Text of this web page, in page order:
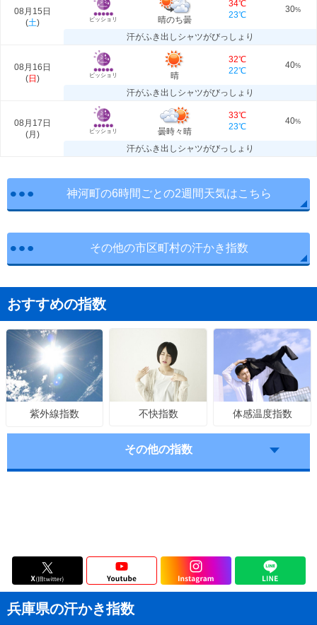
08月15日
(土) ビッショリ 晴のち曇
34℃
23℃
30%
汗がふき出しシャツがびっしょり
08月16日
(日 ) ビッショリ 晴
32℃
22℃
40%
汗がふき出しシャツがびっしょり
08月17日
(月 ) ビッショリ 曇時々晴
33℃
23℃
40%
汗がふき出しシャツがびっしょり
神河町の6時間ごとの2週間天気はこちら
その他の市区町村の汗かき指数
おすすめの指数
紫外線指数 不快指数 体感温度指数
その他の指数
兵庫県の汗かき指数